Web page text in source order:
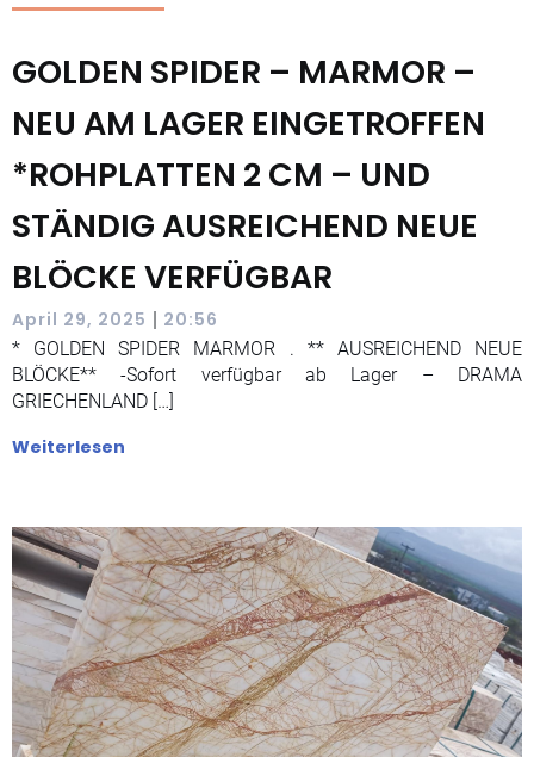
GOLDEN SPIDER – MARMOR –
NEU AM LAGER EINGETROFFEN
*ROHPLATTEN 2 CM – UND
STÄNDIG AUSREICHEND NEUE
BLÖCKE VERFÜGBAR
April 29, 2025 | 20:56
* GOLDEN SPIDER MARMOR . ** AUSREICHEND NEUE
BLÖCKE** -Sofort verfügbar ab Lager – DRAMA
GRIECHENLAND […]
Weiterlesen